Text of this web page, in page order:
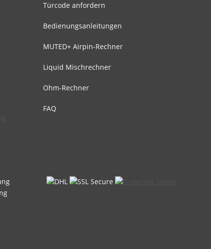
Türcode anfordern
Bedienungsanleitungen
MUTED+ Airpin-Rechner
Liquid Mischrechner
Ohm-Rechner
FAQ